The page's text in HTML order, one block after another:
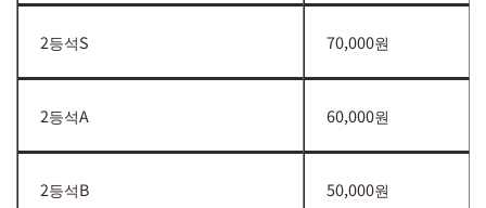
2등석S 70,000원
2등석A 60,000원
2등석B 50,000원